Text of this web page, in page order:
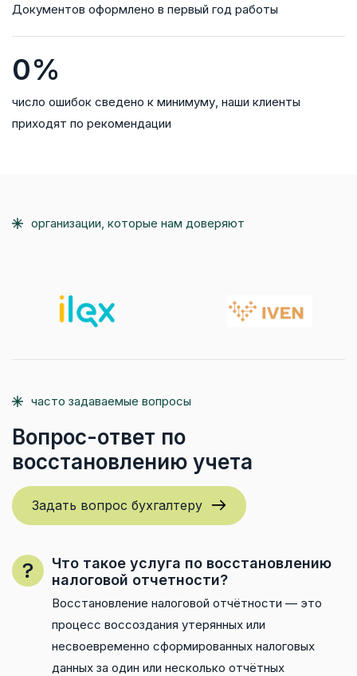
Документов оформлено в первый год работы
0%
число ошибок сведено к минимуму, наши клиенты
приходят по рекомендации
организации, которые нам доверяют
часто задаваемые вопросы
Вопрос-ответ по
восстановлению учета
Задать вопрос бухгалтеру
Что такое услуга по восстановлению
налоговой отчетности?
Восстановление налоговой отчётности — это
процесс воссоздания утерянных или
несвоевременно сформированных налоговых
данных за один или несколько отчётных